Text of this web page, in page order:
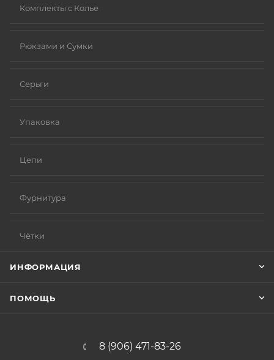
Комплекты с Колье
Рюкзами и Сумки
Серьги
Упаковка
Цепи
Фурнитура
Чётки
ИНФОРМАЦИЯ
ПОМОЩЬ
8 (906) 471-83-26